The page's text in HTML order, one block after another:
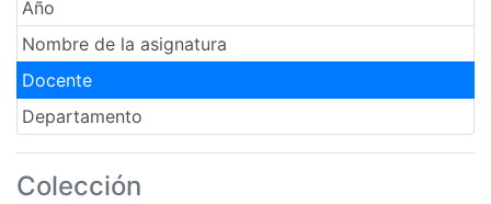
Año
Nombre de la asignatura
Docente
Departamento
Colección